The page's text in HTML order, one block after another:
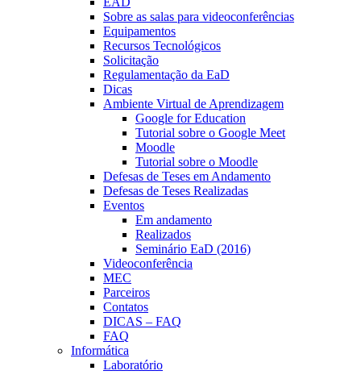
Sobre as salas para videoconferências
Equipamentos
Recursos Tecnológicos
Solicitação
Regulamentação da EaD
Dicas
Ambiente Virtual de Aprendizagem
Google for Education
Tutorial sobre o Google Meet
Moodle
Tutorial sobre o Moodle
Defesas de Teses em Andamento
Defesas de Teses Realizadas
Eventos
Em andamento
Realizados
Seminário EaD (2016)
Videoconferência
MEC
Parceiros
Contatos
DICAS – FAQ
FAQ
Informática
Laboratório